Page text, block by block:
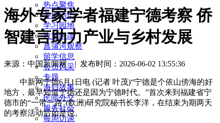
热点聚焦
各地动态
学习园地
政策解读
菖蒲河观察
留学信息
会员风采
专题
海归故事
民间外交
服务社会
每周访谈
海外专家学者福建宁德考察 侨
智建言助力产业与乡村发展
来源：中国新闻网 | 发布时间：2026-06-02 13:55:36
中新网宁德6月1日电 (记者 叶茂)“宁德是个依山傍海的好
地方，最早知道宁德还是因为宁德时代。”首次来到福建省宁
德市的“一带一路”(欧洲)研究院秘书长李洋，在结束为期两天
的考察活动后如是说。